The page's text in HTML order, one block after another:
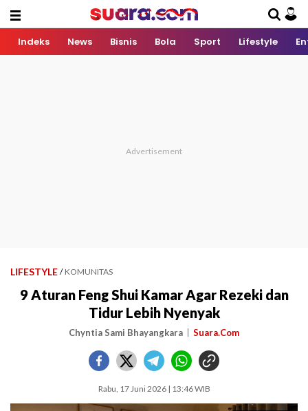
Indeks News Bisnis Bola Sport Lifestyle
LIFESTYLE / KOMUNITAS
9 Aturan Feng Shui Kamar Agar Rezeki dan
Tidur Lebih Nyenyak
Chyntia Sami Bhayangkara Suara.Com
Rabu, 17 Juni 2026 | 13:46 WIB